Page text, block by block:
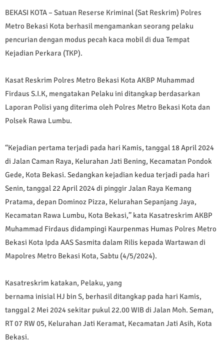
BEKASI KOTA – Satuan Reserse Kriminal (Sat Reskrim) Polres
Metro Bekasi Kota berhasil mengamankan seorang pelaku
pencurian dengan modus pecah kaca mobil di dua Tempat
Kejadian Perkara (TKP).
Kasat Reskrim Polres Metro Bekasi Kota AKBP Muhammad
Firdaus S.I.K, mengatakan Pelaku ini ditangkap berdasarkan
Laporan Polisi yang diterima oleh Polres Metro Bekasi Kota dan
Polsek Rawa Lumbu.
“Kejadian pertama terjadi pada hari Kamis, tanggal 18 April 2024
di Jalan Caman Raya, Kelurahan Jati Bening, Kecamatan Pondok
Gede, Kota Bekasi. Sedangkan kejadian kedua terjadi pada hari
Senin, tanggal 22 April 2024 di pinggir Jalan Raya Kemang
Pratama, depan Dominoz Pizza, Kelurahan Sepanjang Jaya,
Kecamatan Rawa Lumbu, Kota Bekasi,” kata Kasatreskrim AKBP
Muhammad Firdaus didampingi Kaurpenmas Humas Polres Metro
Bekasi Kota Ipda AAS Sasmita dalam Rilis kepada Wartawan di
Mapolres Metro Bekasi Kota, Sabtu (4/5/2024).
Kasatreskrim katakan, Pelaku, yang
bernama inisial HJ bin S, berhasil ditangkap pada hari Kamis,
tanggal 2 Mei 2024 sekitar pukul 22.00 WIB di Jalan Moh. Seman,
RT 07 RW 05, Kelurahan Jati Keramat, Kecamatan Jati Asih, Kota
Bekasi.